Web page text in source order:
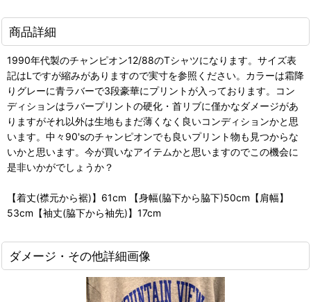
商品詳細
1990年代製のチャンピオン12/88のTシャツになります。サイズ表
記はLですが縮みがありますので実寸を参照ください。カラーは霜降
りグレーに青ラバーで3段豪華にプリントが入っております。コン
ディションはラバープリントの硬化・首リブに僅かなダメージがあ
りますがそれ以外は生地もまだ薄くなく良いコンディションかと思
います。中々90'sのチャンピオンでも良いプリント物も見つからな
いかと思います。今が買いなアイテムかと思いますのでこの機会に
是非いかがでしょうか？
【着丈(襟元から裾)】61cm 【身幅(脇下から脇下)50cm【肩幅】
53cm【袖丈(脇下から袖先)】17cm
ダメージ・その他詳細画像